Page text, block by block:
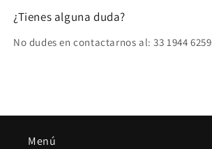
¿Tienes alguna duda?
No dudes en contactarnos al: 33 1944 6259
Menú